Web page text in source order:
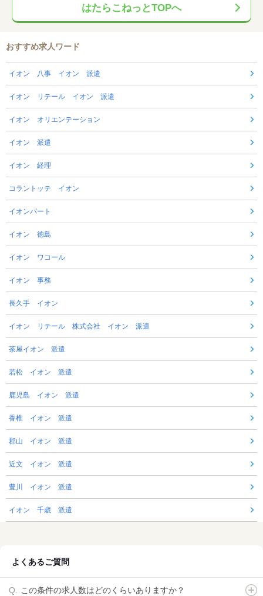
はたらこねっとTOPへ
おすすめ求人ワード
イオン 八事 イオン 派遣
イオン リテール イオン 派遣
イオン オリエンテーション
イオン 派遣
イオン 経理
コラントッテ イオン
イオンパート
イオン 徳島
イオン ワコール
イオン 事務
長久手 イオン
イオン リテール 株式会社 イオン 派遣
茶屋イオン 派遣
若松 イオン 派遣
鹿児島 イオン 派遣
香椎 イオン 派遣
郡山 イオン 派遣
近文 イオン 派遣
豊川 イオン 派遣
イオン 千歳 派遣
よくあるご質問
この条件の求人数はどのくらいありますか？